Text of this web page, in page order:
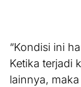
“Kondisi ini
Ketika terjadi
lainnya,